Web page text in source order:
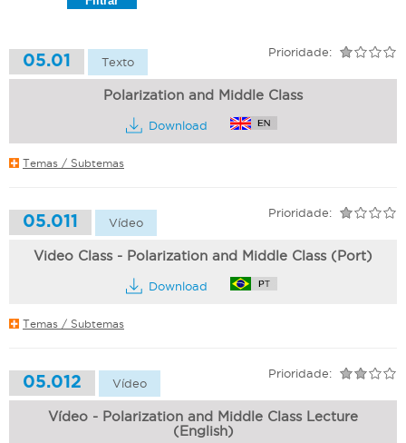
05.01 Texto
Prioridade:
Polarization and Middle Class
Download
Temas / Subtemas
05.011 Vídeo
Prioridade:
Video Class - Polarization and Middle Class (Port)
Download
Temas / Subtemas
05.012 Vídeo
Prioridade:
Vídeo - Polarization and Middle Class Lecture
(English)